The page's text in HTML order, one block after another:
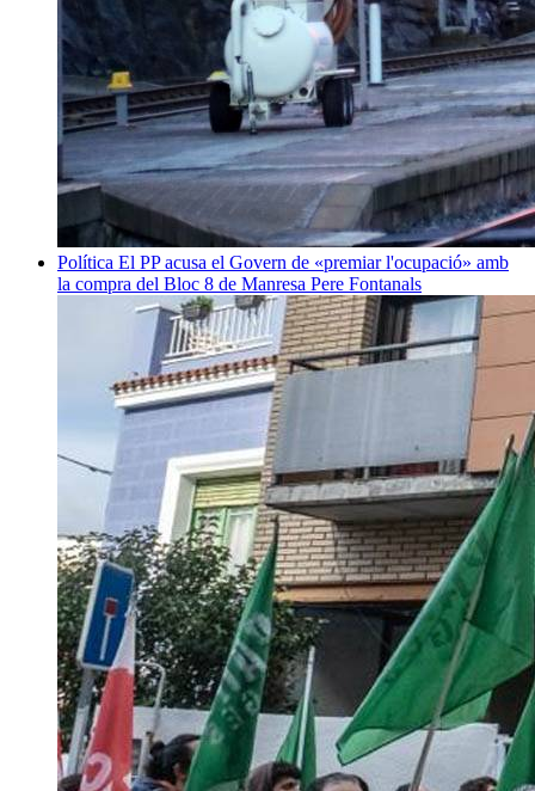
Política El PP acusa el Govern de «premiar l'ocupació» amb
la compra del Bloc 8 de Manresa Pere Fontanals